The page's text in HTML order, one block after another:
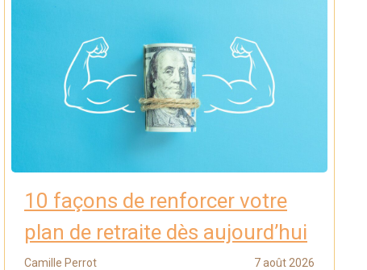
10 façons de renforcer votre
plan de retraite dès aujourd’hui
Camille Perrot 7 août 2026